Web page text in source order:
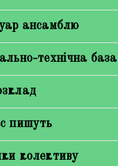
ансамблю
технічна база
пишуть
колективу